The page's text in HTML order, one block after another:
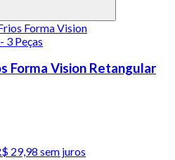
Forma Vision Retangular
29,98 sem juros